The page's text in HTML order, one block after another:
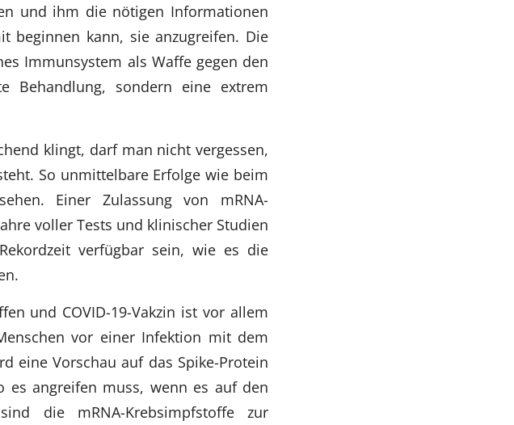
und ihm die nötigen Informationen
beginnen kann, sie anzugreifen. Die
Immunsystem als Waffe gegen den
Behandlung, sondern eine extrem
klingt, darf man nicht vergessen,
So unmittelbare Erfolge wie beim
Einer Zulassung von mRNA-
voller Tests und klinischer Studien
verfügbar sein, wie es die
und COVID-19-Vakzin ist vor allem
vor einer Infektion mit dem
eine Vorschau auf das Spike-Protein
es angreifen muss, wenn es auf den
die mRNA-Krebsimpfstoffe zur